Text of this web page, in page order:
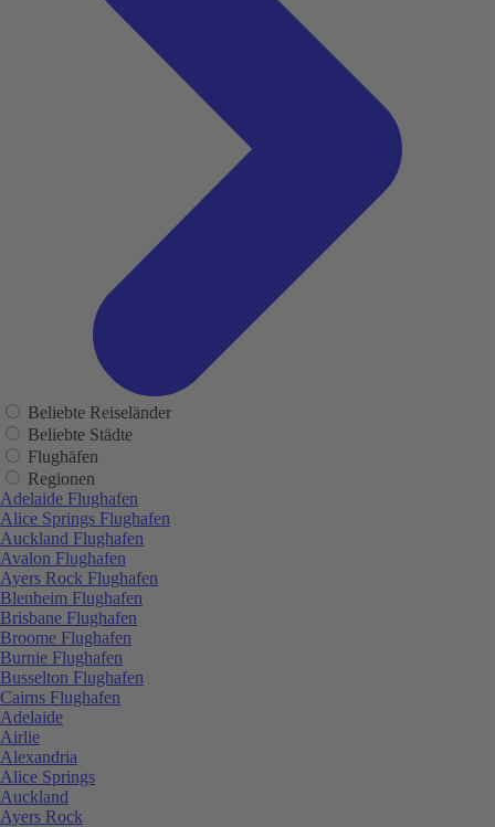
Beliebte Reiseländer
Beliebte Städte
Flughäfen
Regionen
Adelaide Flughafen
Alice Springs Flughafen
Auckland Flughafen
Avalon Flughafen
Ayers Rock Flughafen
Blenheim Flughafen
Brisbane Flughafen
Broome Flughafen
Burnie Flughafen
Busselton Flughafen
Cairns Flughafen
Adelaide
Airlie
Alexandria
Alice Springs
Auckland
Ayers Rock